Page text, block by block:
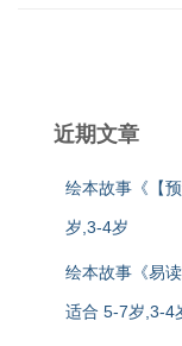
近期文章
绘本故事《【
岁,3-4岁
绘本故事《易
适合 5-7岁,3-4